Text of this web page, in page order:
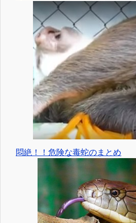
悶絶！！危険な毒蛇のまとめ